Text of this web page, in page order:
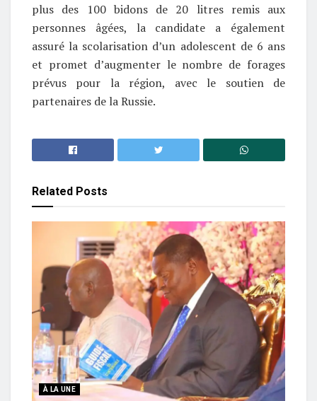
plus des 100 bidons de 20 litres remis aux
personnes âgées, la candidate a également
assuré la scolarisation d’un adolescent de 6 ans
et promet d’augmenter le nombre de forages
prévus pour la région, avec le soutien de
partenaires de la Russie.
Related Posts
À LA UNE